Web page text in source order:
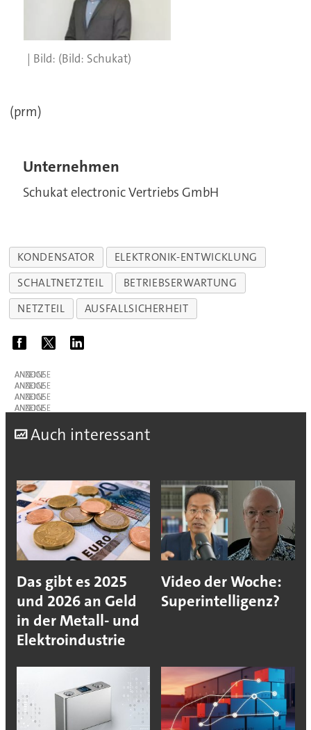
(Bild: Schukat)
(prm)
Unternehmen
Schukat electronic Vertriebs GmbH
KONDENSATOR
ELEKTRONIK-ENTWICKLUNG
SCHALTNETZTEIL
BETRIEBSERWARTUNG
NETZTEIL
AUSFALLSICHERHEIT
ANZEIGE
ANZEIGE
ANZEIGE
ANZEIGE
Auch interessant
Das gibt es 2025
und 2026 an Geld
in der Metall- und
Elektroindustrie
Video der Woche:
Superintelligenz?